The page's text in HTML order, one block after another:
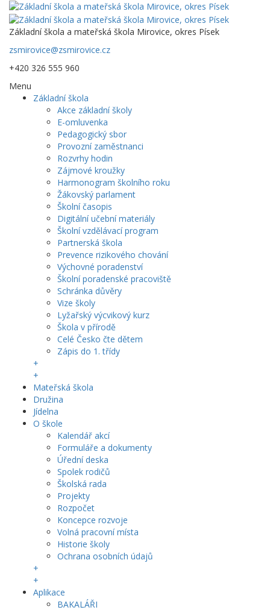
Základní škola a mateřská škola Mirovice, okres Písek
zsmirovice@zsmirovice.cz
+420 326 555 960
Menu
Základní škola
Akce základní školy
E-omluvenka
Pedagogický sbor
Provozní zaměstnanci
Rozvrhy hodin
Zájmové kroužky
Harmonogram školního roku
Žákovský parlament
Školní časopis
Digitální učební materiály
Školní vzdělávací program
Partnerská škola
Prevence rizikového chování
Výchovné poradenství
Školní poradenské pracoviště
Schránka důvěry
Vize školy
Lyžařský výcvikový kurz
Škola v přírodě
Celé Česko čte dětem
Zápis do 1. třídy
+
+
Mateřská škola
Družina
Jídelna
O škole
Kalendář akcí
Formuláře a dokumenty
Úřední deska
Spolek rodičů
Školská rada
Projekty
Rozpočet
Koncepce rozvoje
Volná pracovní místa
Historie školy
Ochrana osobních údajů
+
+
Aplikace
BAKALÁŘI